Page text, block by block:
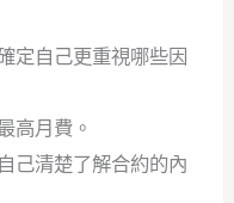
定自己更重視哪些因
高月費。
己清楚了解合約的內